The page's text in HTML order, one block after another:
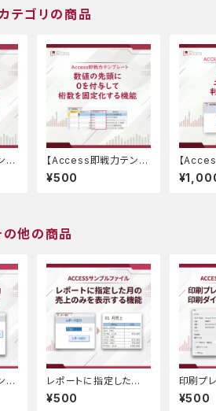
テゴリの商品
プ
【Access即戦力テンプ
レート】数値の先頭に0
を付与して桁数を固定
¥500
【
レート
日を判
の他の商品
ポ
レポートに指定した月
の売上のみを表示する
機能｜ACCESSサンプ
¥500
印刷プ
ずに印
出す機
¥500